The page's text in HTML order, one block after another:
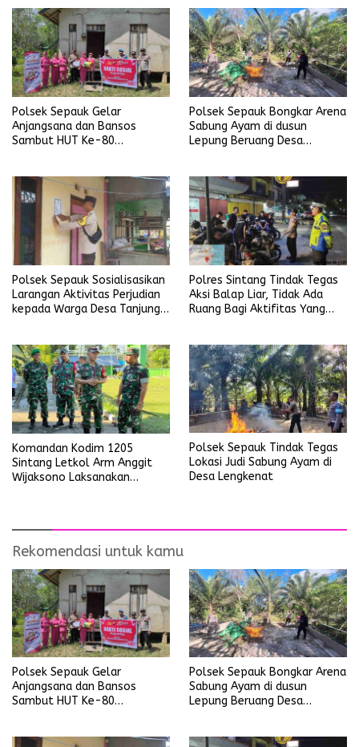
Polsek Sepauk Gelar
Anjangsana dan Bansos
Sambut HUT Ke-80
Polsek Sepauk Bongkar Arena
Sabung Ayam di dusun
Lepung Beruang Desa
Polsek Sepauk Sosialisasikan
Larangan Aktivitas Perjudian
kepada Warga Desa Tanjung
Polres Sintang Tindak Tegas
Aksi Balap Liar, Tidak Ada
Ruang Bagi Aktifitas Yang
Komandan Kodim 1205
Sintang Letkol Arm Anggit
Wijaksono Laksanakan
Polsek Sepauk Tindak Tegas
Lokasi Judi Sabung Ayam di
Desa Lengkenat
Rekomendasi untuk kamu
Polsek Sepauk Gelar
Anjangsana dan Bansos
Sambut HUT Ke-80
Polsek Sepauk Bongkar Arena
Sabung Ayam di dusun
Lepung Beruang Desa